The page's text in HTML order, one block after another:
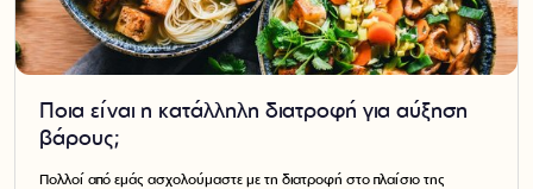
Ποια είναι η κατάλληλη διατροφή για αύξηση
βάρους;
Πολλοί από εμάς ασχολούμαστε με τη διατροφή στο πλαίσιο της